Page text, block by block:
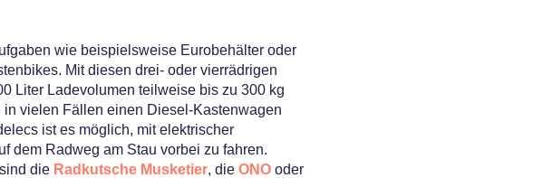
wie beispielsweise Eurobehälter oder
Mit diesen drei- oder vierrädrigen
Liter Ladevolumen teilweise bis zu 300 kg
vielen Fällen einen Diesel-Kastenwagen
ist es möglich, mit elektrischer
dem Radweg am Stau vorbei zu fahren.
die Radkutsche Musketier, die ONOoder